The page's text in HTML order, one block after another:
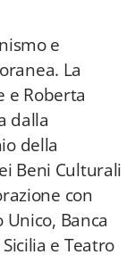
e
La
e Roberta
dalla
della
Beni Culturali
con
Unico, Banca
e Teatro